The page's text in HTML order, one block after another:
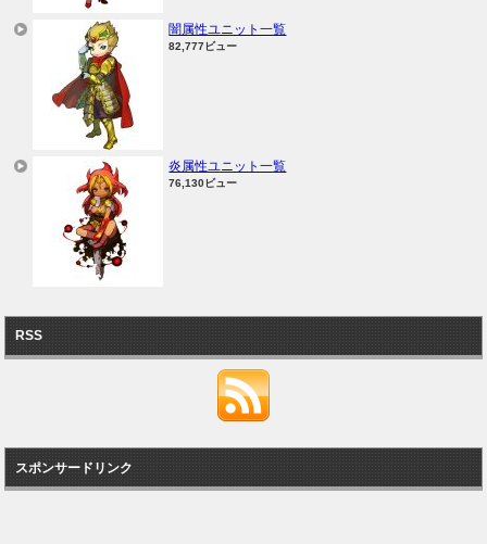
闇属性ユニット一覧
82,777ビュー
炎属性ユニット一覧
76,130ビュー
RSS
スポンサードリンク